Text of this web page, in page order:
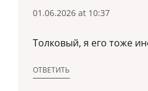
01.06.2026 at 10:37
Толковый, я его тоже
ОТВЕТИТЬ